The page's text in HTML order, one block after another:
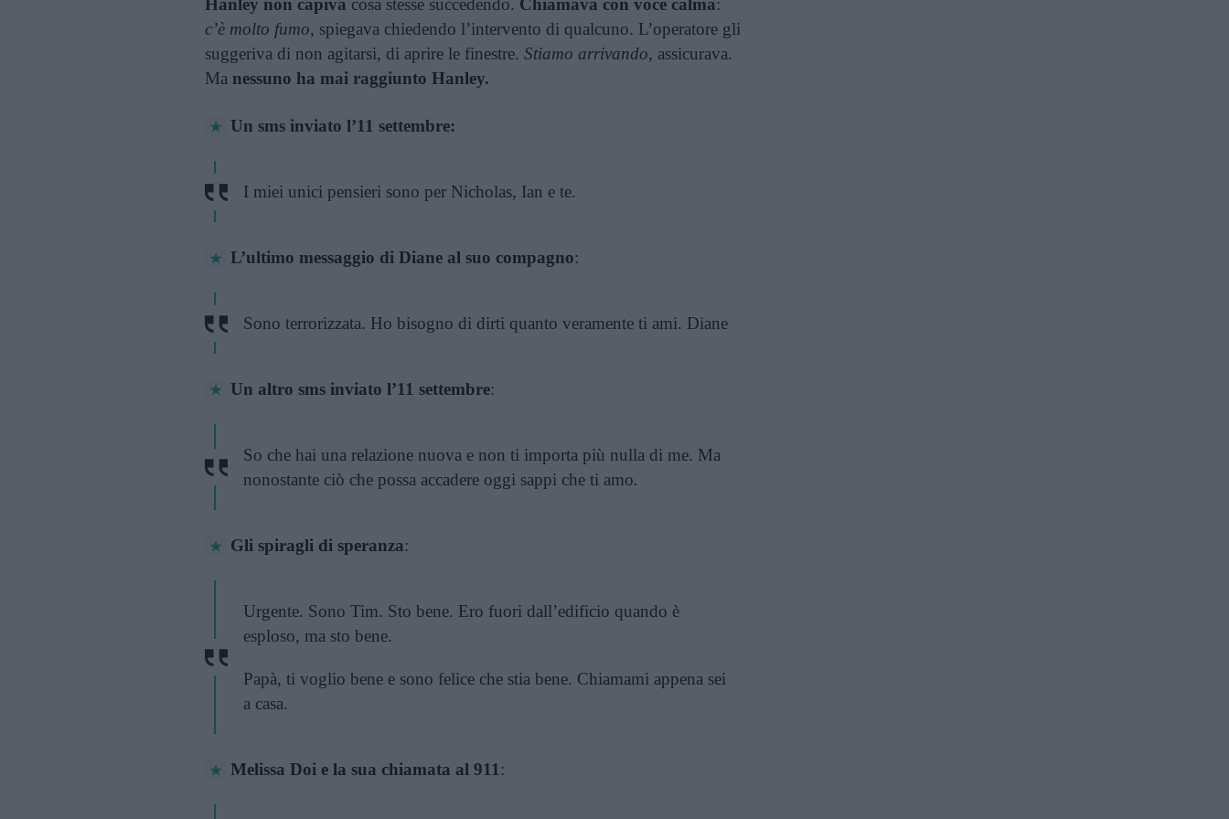
Hanley non capiva cosa stesse succedendo. Chiamava con voce calma:
c’è molto fumo, spiegava chiedendo l’intervento di qualcuno. L’operatore gli
suggeriva di non agitarsi, di aprire le finestre. Stiamo arrivando, assicurava.
Ma nessuno ha mai raggiunto Hanley.
Un sms inviato l’11 settembre:
I miei unici pensieri sono per Nicholas, Ian e te.
L’ultimo messaggio di Diane al suo compagno:
Sono terrorizzata. Ho bisogno di dirti quanto veramente ti ami. Diane
Un altro sms inviato l’11 settembre:
So che hai una relazione nuova e non ti importa più nulla di me. Ma
nonostante ciò che possa accadere oggi sappi che ti amo.
Gli spiragli di speranza:
Urgente. Sono Tim. Sto bene. Ero fuori dall’edificio quando è
esploso, ma sto bene.
Papà, ti voglio bene e sono felice che stia bene. Chiamami appena sei
a casa.
Melissa Doi e la sua chiamata al 911 :